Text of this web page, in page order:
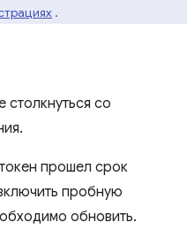
.
со
прошел срок
пробную
обновить.